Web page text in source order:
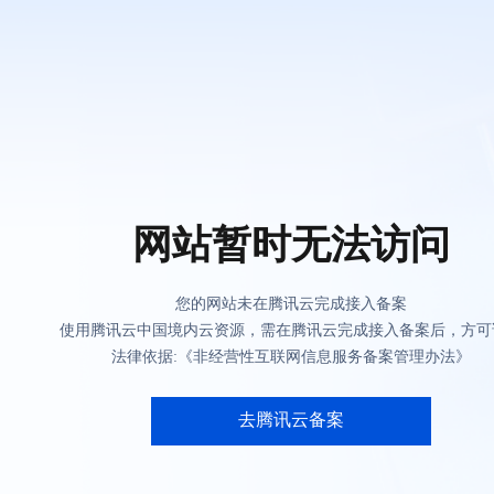
网站暂时无法访问
您的网站未在腾讯云完成接入备案
使用腾讯云中国境内云资源，需在腾讯云完成接入备案后，方
法律依据:《非经营性互联网信息服务备案管理办法》
去腾讯云备案